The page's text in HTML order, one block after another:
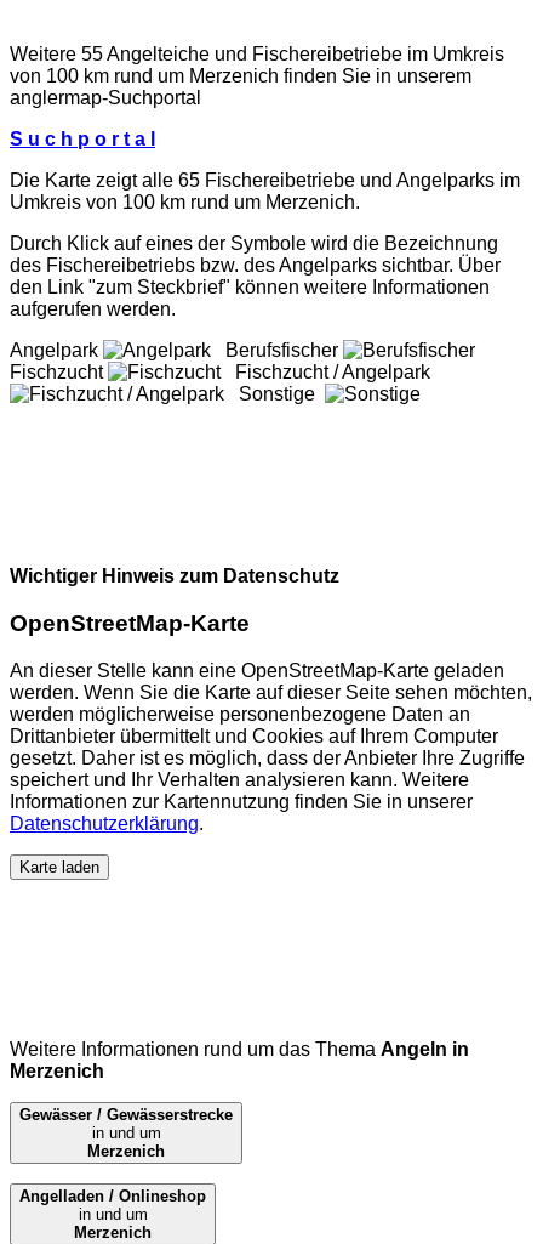
Weitere 55 Angelteiche und Fischereibetriebe im Umkreis
von 100 km rund um Merzenich finden Sie in unserem
anglermap-Suchportal
S u c h p o r t a l
Die Karte zeigt alle 65 Fischereibetriebe und Angelparks im
Umkreis von 100 km rund um Merzenich.
Durch Klick auf eines der Symbole wird die Bezeichnung
des Fischereibetriebs bzw. des Angelparks sichtbar. Über
den Link "zum Steckbrief" können weitere Informationen
aufgerufen werden.
Angelpark
Berufsfischer
Fischzucht
Fischzucht / Angelpark
Sonstige
Wichtiger Hinweis zum Datenschutz
OpenStreetMap-Karte
An dieser Stelle kann eine OpenStreetMap-Karte geladen
werden. Wenn Sie die Karte auf dieser Seite sehen möchten,
werden möglicherweise personenbezogene Daten an
Drittanbieter übermittelt und Cookies auf Ihrem Computer
gesetzt. Daher ist es möglich, dass der Anbieter Ihre Zugriffe
speichert und Ihr Verhalten analysieren kann. Weitere
Informationen zur Kartennutzung finden Sie in unserer
Datenschutzerklärung.
Karte laden
Weitere Informationen rund um das Thema Angeln in
Merzenich
Gewässer / Gewässerstrecke
in und um
Merzenich
Angelladen / Onlineshop
in und um
Merzenich